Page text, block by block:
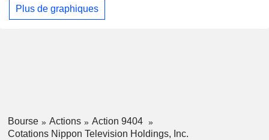
Plus de graphiques
Bourse Actions
Action 9404
Cotations Nippon Television Holdings, Inc.